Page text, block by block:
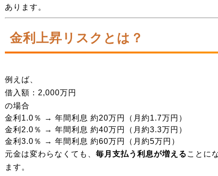
あります。
金利上昇リスクとは？
例えば、
借入額：2,000万円
の場合
金利1.0％ → 年間利息 約20万円（月約1.7万円）
金利2.0％ → 年間利息 約40万円（月約3.3万円）
金利3.0％ → 年間利息 約60万円（月約5万円）
元金は変わらなくても、 毎月支払う利息が増える ことに
ます。